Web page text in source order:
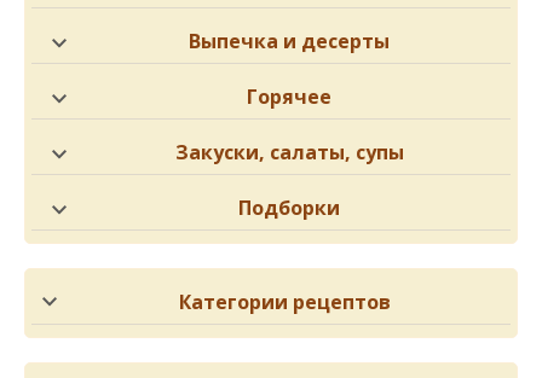
Выпечка и десерты
Горячее
Закуски, салаты, супы
Подборки
Категории рецептов